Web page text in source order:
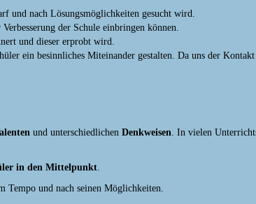
und nach Lösungsmöglichkeiten gesucht wird.
der Schule einbringen können.
und dieser erprobt wird.
ein besinnliches Miteinander gestalten. Da uns der
und unterschiedlichen Denkweisen. In vielen
in den Mittelpunkt.
Tempo und nach seinen Möglichkeiten.